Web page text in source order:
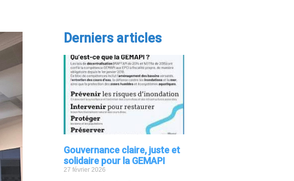
Derniers articles
Gouvernance claire, juste et
solidaire pour la GEMAPI
27 février 2026